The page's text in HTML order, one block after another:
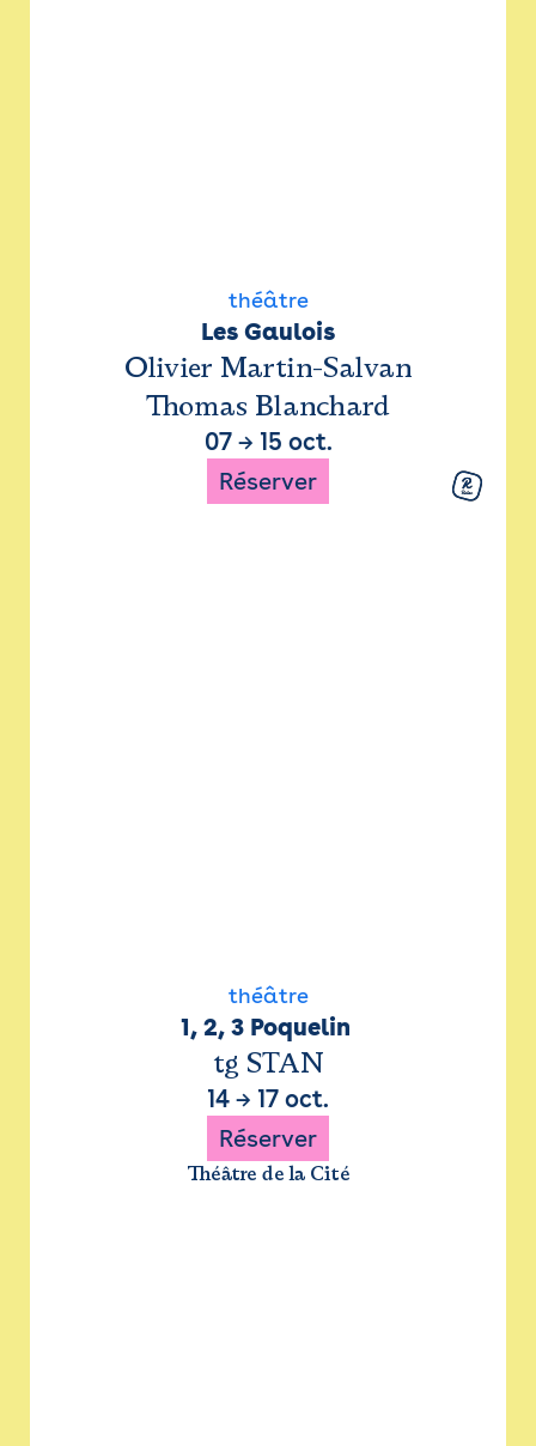
théâtre
Les Gaulois
Olivier Martin-Salvan
Thomas Blanchard
07→ 15 oct.
Réserver
théâtre
1, 2, 3 Poquelin
tg STAN
14 → 17 oct.
Réserver
Théâtre de la Cité